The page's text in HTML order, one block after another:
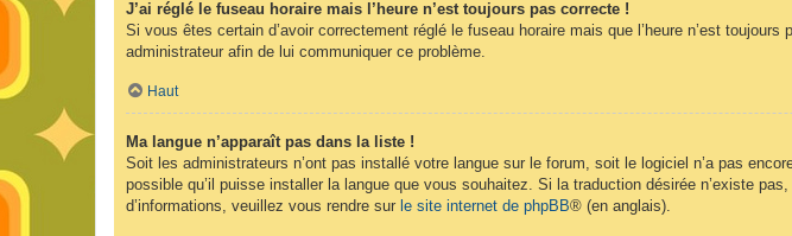
J’ai réglé le fuseau horaire mais l’heure n’est toujours pas correcte !
Si vous êtes certain d’avoir correctement réglé le fuseau horaire mais que l’heure n’est
administrateur afin de lui communiquer ce problème.
Haut
Ma langue n’apparaît pas dans la liste !
Soit les administrateurs n’ont pas installé votre langue sur le forum, soit le logiciel n’a pas
possible qu’il puisse installer la langue que vous souhaitez. Si la traduction désirée n’existe
d’informations, veuillez vous rendre sur le site internet de phpBB® (en anglais).